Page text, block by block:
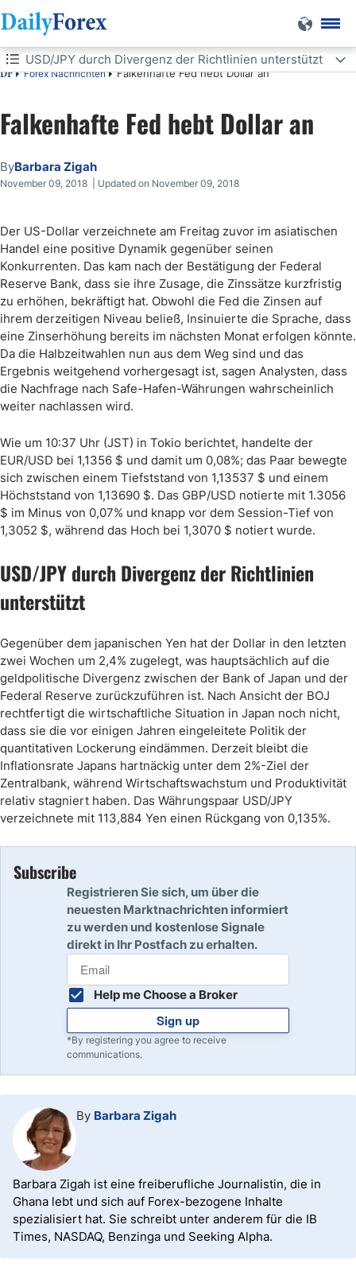
DF Forex Nachrichten Falkenhafte Fed hebt Dollar an
USD/JPY durch Divergenz der Richtlinien unterstützt
Falkenhafte Fed hebt Dollar an
ByBarbara Zigah
November 09, 2018 | Updated on November 09, 2018
Der US-Dollar verzeichnete am Freitag zuvor im asiatischen
Handel eine positive Dynamik gegenüber seinen
Konkurrenten. Das kam nach der Bestätigung der Federal
Reserve Bank, dass sie ihre Zusage, die Zinssätze kurzfristig
zu erhöhen, bekräftigt hat. Obwohl die Fed die Zinsen auf
ihrem derzeitigen Niveau beließ, Insinuierte die Sprache, dass
eine Zinserhöhung bereits im nächsten Monat erfolgen könnte.
Da die Halbzeitwahlen nun aus dem Weg sind und das
Ergebnis weitgehend vorhergesagt ist, sagen Analysten, dass
die Nachfrage nach Safe-Hafen-Währungen wahrscheinlich
weiter nachlassen wird.
Wie um 10:37 Uhr (JST) in Tokio berichtet, handelte der
EUR/USD bei 1,1356 $ und damit um 0,08%; das Paar bewegte
sich zwischen einem Tiefststand von 1,13537 $ und einem
Höchststand von 1,13690 $. Das GBP/USD notierte mit 1.3056
$ im Minus von 0,07% und knapp vor dem Session-Tief von
1,3052 $, während das Hoch bei 1,3070 $ notiert wurde.
USD/JPY durch Divergenz der Richtlinien
unterstützt
Gegenüber dem japanischen Yen hat der Dollar in den letzten
zwei Wochen um 2,4% zugelegt, was hauptsächlich auf die
geldpolitische Divergenz zwischen der Bank of Japan und der
Federal Reserve zurückzuführen ist. Nach Ansicht der BOJ
rechtfertigt die wirtschaftliche Situation in Japan noch nicht,
dass sie die vor einigen Jahren eingeleitete Politik der
quantitativen Lockerung eindämmen. Derzeit bleibt die
Inflationsrate Japans hartnäckig unter dem 2%-Ziel der
Zentralbank, während Wirtschaftswachstum und Produktivität
relativ stagniert haben. Das Währungspaar USD/JPY
verzeichnete mit 113,884 Yen einen Rückgang von 0,135%.
Subscribe
Registrieren Sie sich, um über die
neuesten Marktnachrichten informiert
zu werden und kostenlose Signale
direkt in Ihr Postfach zu erhalten.
Help me Choose a Broker
Sign up
*By registering you agree to receive
communications.
By Barbara Zigah
Barbara Zigah ist eine freiberufliche Journalistin, die in
Ghana lebt und sich auf Forex-bezogene Inhalte
spezialisiert hat. Sie schreibt unter anderem für die IB
Times, NASDAQ, Benzinga und Seeking Alpha.